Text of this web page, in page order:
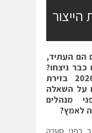
הם העתיד,
ניצחו?
מה הולך לקרות ב-2026 בזירת
על השאלה
מנהלים
לאמץ?
בפני סערה